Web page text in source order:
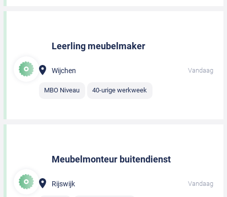
Leerling meubelmaker
Wijchen Vandaag
MBO Niveau 40-urige werkweek
Meubelmonteur buitendienst
Rijswijk Vandaag